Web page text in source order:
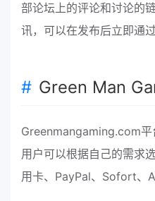
部论坛上的评论和讨论的
讯，可以在发布后立即通
Green Man
Greenmangaming.com平
用户可以根据自己的需求
用卡、PayPal、Sofort、